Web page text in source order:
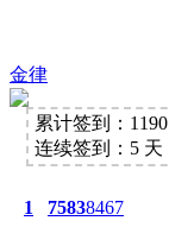
金律
累计签到：
连续签到：5 天
1 75838467